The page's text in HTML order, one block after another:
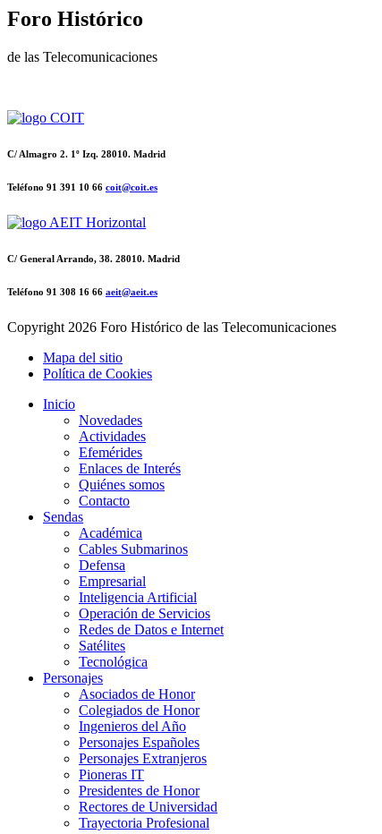
Foro Histórico
de las Telecomunicaciones
C/ Almagro 2. 1º Izq. 28010. Madrid
Teléfono 91 391 10 66 coit@coit.es
C/ General Arrando, 38. 28010. Madrid
Teléfono 91 308 16 66 aeit@aeit.es
Copyright 2026 Foro Histórico de las Telecomunicaciones
Mapa del sitio
Política de Cookies
Inicio
Novedades
Actividades
Efemérides
Enlaces de Interés
Quiénes somos
Contacto
Sendas
Académica
Cables Submarinos
Defensa
Empresarial
Inteligencia Artificial
Operación de Servicios
Redes de Datos e Internet
Satélites
Tecnológica
Personajes
Asociados de Honor
Colegiados de Honor
Ingenieros del Año
Personajes Españoles
Personajes Extranjeros
Pioneras IT
Presidentes de Honor
Rectores de Universidad
Trayectoria Profesional